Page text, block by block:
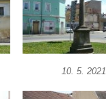
10. 5. 2021